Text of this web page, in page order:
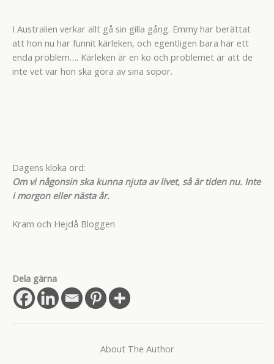
I Australien verkar allt gå sin gilla gång. Emmy har berättat
att hon nu har funnit kärleken, och egentligen bara har ett
enda problem…. Kärleken är en ko och problemet är att de
inte vet var hon ska göra av sina sopor.
Dagens kloka ord:
Om vi någonsin ska kunna njuta av livet, så är tiden nu. Inte
i morgon eller nästa år.
Kram och Hejdå Bloggen
Dela gärna
About The Author